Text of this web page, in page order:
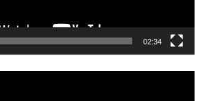
02:34
Odtwarzacz